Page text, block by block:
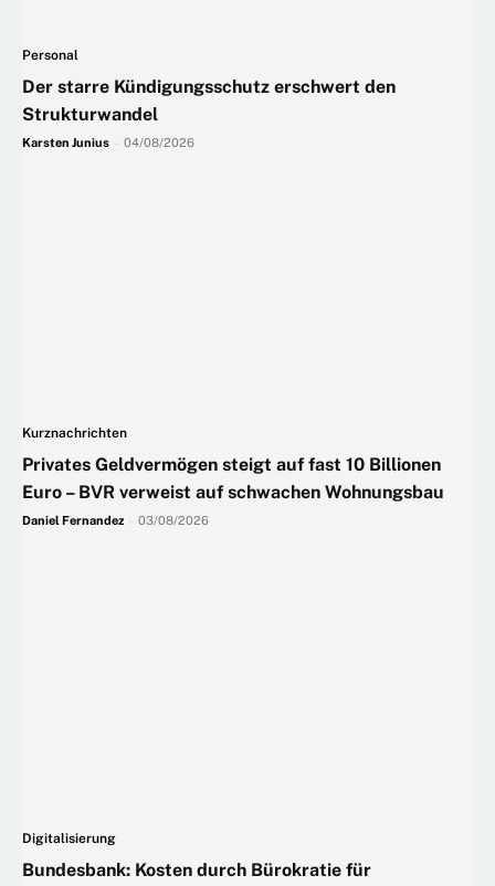
Personal
Der starre Kündigungsschutz erschwert den
Strukturwandel
Karsten Junius 04/08/2026
Kurznachrichten
Privates Geldvermögen steigt auf fast 10 Billionen
Euro – BVR verweist auf schwachen Wohnungsbau
Daniel Fernandez 03/08/2026
Digitalisierung
Bundesbank: Kosten durch Bürokratie für